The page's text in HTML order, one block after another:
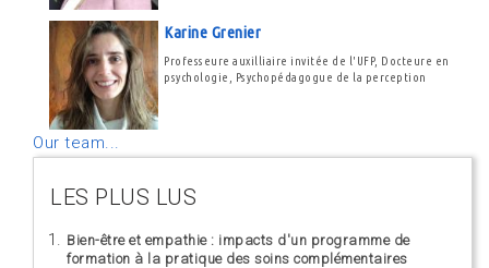
Karine Grenier
Professeure auxilliaire invitée de l'UFP, Docteure en
psychologie, Psychopédagogue de la perception
Our team...
LES PLUS LUS
Bien-être et empathie : impacts d'un programme de
formation à la pratique des soins complémentaires